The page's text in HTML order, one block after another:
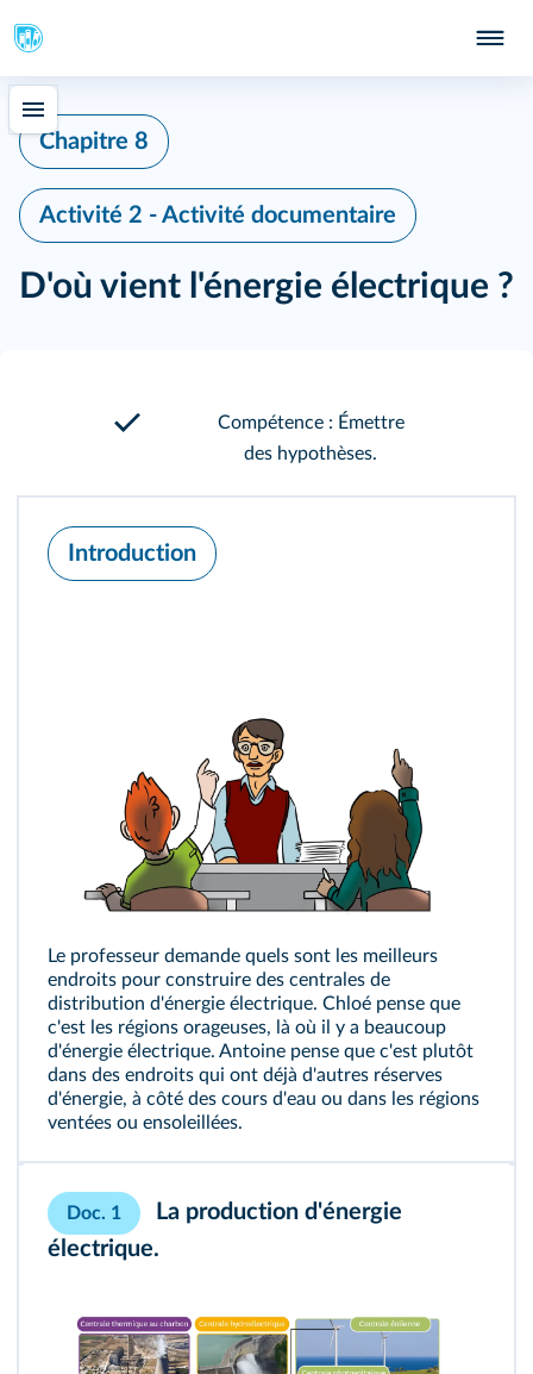
Chapitre 8
Activité 2 - Activité documentaire
D'où vient l'énergie électrique ?
Compétence : Émettre
des hypothèses.
Introduction
Le professeur demande quels sont les meilleurs
endroits pour construire des centrales de
distribution d'énergie électrique. Chloé pense que
c'est les régions orageuses, là où il y a beaucoup
d'énergie électrique. Antoine pense que c'est plutôt
dans des endroits qui ont déjà d'autres réserves
d'énergie, à côté des cours d'eau ou dans les régions
ventées ou ensoleillées.
Doc. 1
La production d'énergie
électrique.